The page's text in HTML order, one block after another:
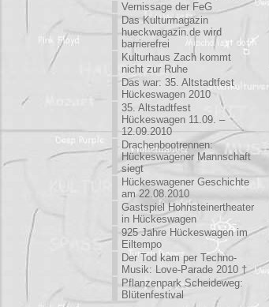
Vernissage der FeG
Das Kulturmagazin
hueckwagazin.de wird
barrierefrei
Kulturhaus Zach kommt
nicht zur Ruhe
Das war: 35. Altstadtfest
Hückeswagen 2010
35. Altstadtfest
Hückeswagen 11.09. –
12.09.2010
Drachenbootrennen:
Hückeswagener Mannschaft
siegt
Hückeswagener Geschichte
am 22.08.2010
Gastspiel Hohnsteinertheater
in Hückeswagen
925 Jahre Hückeswagen im
Eiltempo
Der Tod kam per Techno-
Musik: Love-Parade 2010 †
Pflanzenpark Scheideweg:
Blütenfestival